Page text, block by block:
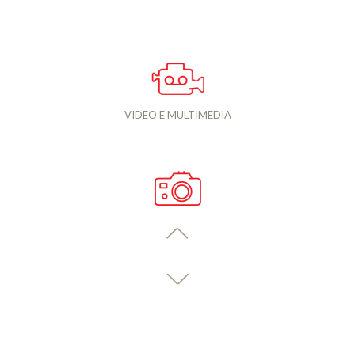
VIDEO E MULTIMEDIA